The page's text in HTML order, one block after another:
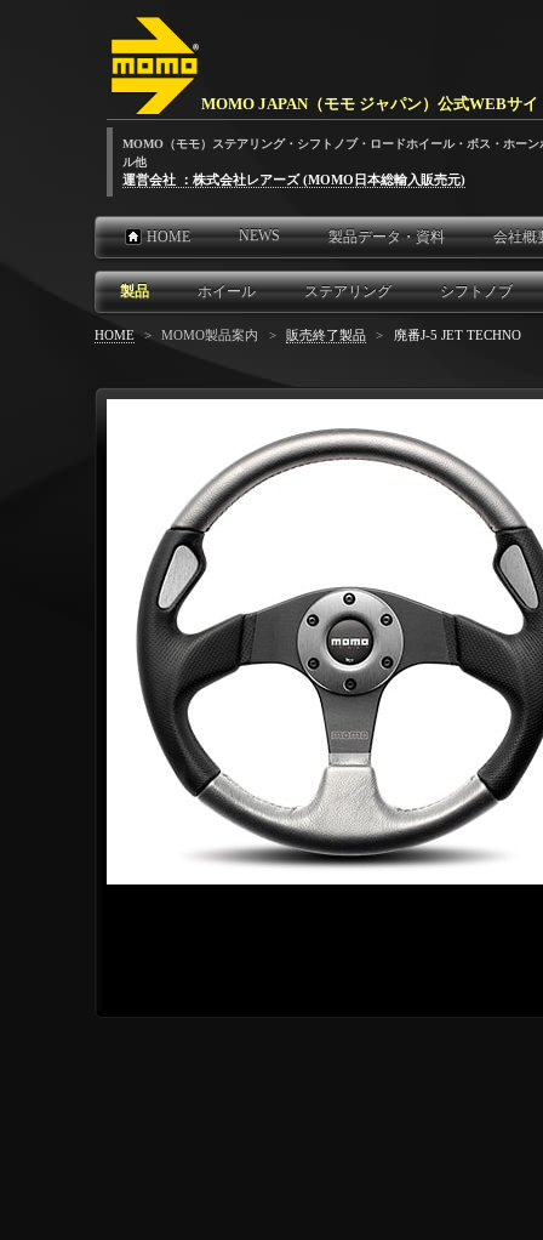
MOMO JAPAN（モモ ジャパン）公式WEBサイ
MOMO（モモ）ステアリング・シフトノブ・ロードホイール・ボス・ホー
ル他
運営会社 ：株式会社レアーズ (MOMO日本総輸入販売元)
HOME NEWS 製品データ・資料 会社概
製品 ホイール ステアリング シフトノブ
HOME > MOMO製品案内 > 販売終了製品 > 廃番J-5 JET TECHNO